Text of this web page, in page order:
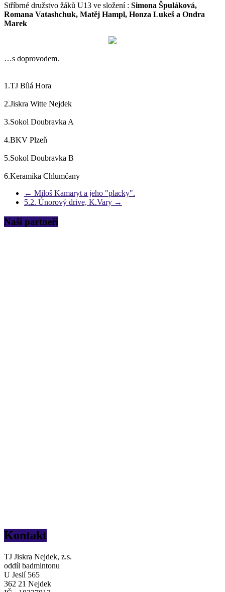
Stříbrné družstvo žáků U13 ve složení : Simona Špuláková,
Romana Vatashchuk, Matěj Hampl, Honza Lukeš a Ondra
Marek
…s doprovodem.
1.TJ Bílá Hora
2.Jiskra Witte Nejdek
3.Sokol Doubravka A
4.BKV Plzeň
5.Sokol Doubravka B
6.Keramika Chlumčany
← Miloš Kamaryt a jeho "placky".
5.2. Únorový drive, K.Vary →
Naši partneři
Kontakt
TJ Jiskra Nejdek, z.s.
oddíl badmintonu
U Jeslí 565
362 21 Nejdek